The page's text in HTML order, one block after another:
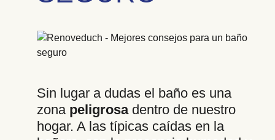
Sin lugar a dudas el baño es una
zona peligrosa dentro de nuestro
hogar. A las típicas caídas en la